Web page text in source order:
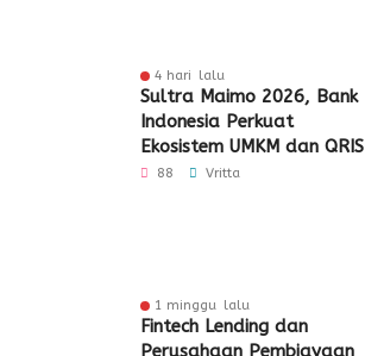
4 hari lalu
Sultra Maimo 2026, Bank
Indonesia Perkuat
Ekosistem UMKM dan QRIS
88 Vritta
1 minggu lalu
Fintech Lending dan
Perusahaan Pembiayaan